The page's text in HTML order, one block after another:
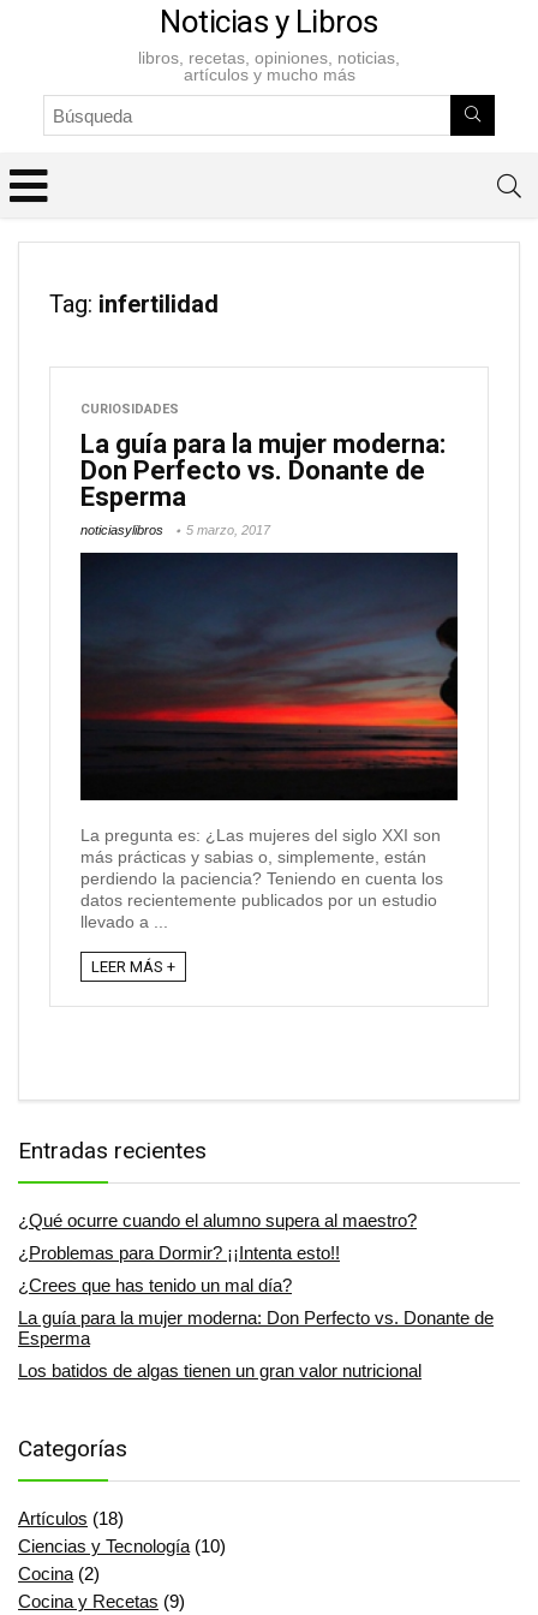
Noticias y Libros
libros, recetas, opiniones, noticias,
artículos y mucho más
Tag: infertilidad
CURIOSIDADES
La guía para la mujer moderna:
Don Perfecto vs. Donante de
Esperma
noticiasylibros 5 marzo, 2017
La pregunta es: ¿Las mujeres del siglo XXI son
más prácticas y sabias o, simplemente, están
perdiendo la paciencia? Teniendo en cuenta los
datos recientemente publicados por un estudio
llevado a ...
LEER MÁS +
Entradas recientes
¿Qué ocurre cuando el alumno supera al maestro?
¿Problemas para Dormir? ¡¡Intenta esto!!
¿Crees que has tenido un mal día?
La guía para la mujer moderna: Don Perfecto vs. Donante de
Esperma
Los batidos de algas tienen un gran valor nutricional
Categorías
Artículos (18)
Ciencias y Tecnología (10)
Cocina (2)
Cocina y Recetas (9)